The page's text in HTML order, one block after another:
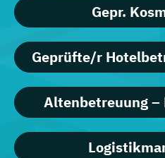
Gepr.
Geprüfte/r
Altenbetreuung